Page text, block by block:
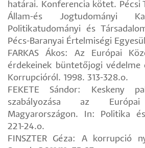
határai. Konferencia kötet. Pécsi
Állam-és Jogtudományi
Politikatudományi és
Pécs-Baranyai Értelmiségi
FARKAS Ákos: Az Európai
érdekeinek büntetőjogi
Korrupcióról. 1998. 313-328.o.
FEKETE Sándor: Keskeny
szabályozása az
Magyarországon. In: Politika
221-24.o.
FINSZTER Géza: A korrupció